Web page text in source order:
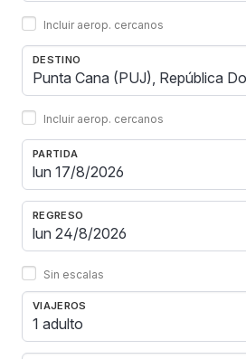
Incluir aerop. cercanos
DESTINO
Incluir aerop. cercanos
PARTIDA
REGRESO
Sin escalas
VIAJEROS
1 adulto